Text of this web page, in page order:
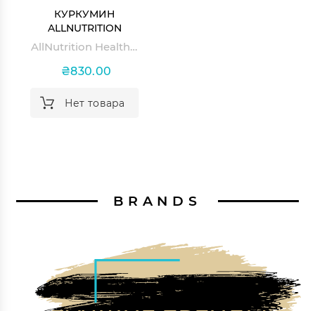
КУРКУМИН
ALLNUTRITION
HEALTH & CARE AllNutrition Health & Care Curcumin C3 Liver
₴830.00
Нет товара
BRANDS